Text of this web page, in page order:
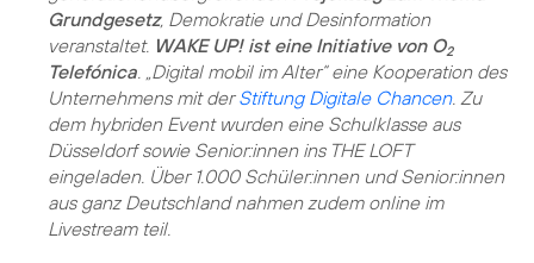
Grundgesetz, Demokratie und Desinformation
veranstaltet. WAKE UP! ist eine Initiative von O2
Telefónica . „Digital mobil im Alter“ eine Kooperation des
Unternehmens mit derStiftung Digitale Chancen. Zu
dem hybriden Event wurden eine Schulklasse aus
Düsseldorf sowie Senior:innen ins THE LOFT
eingeladen. Über 1.000 Schüler:innen und Senior:innen
aus ganz Deutschland nahmen zudem online im
Livestream teil.